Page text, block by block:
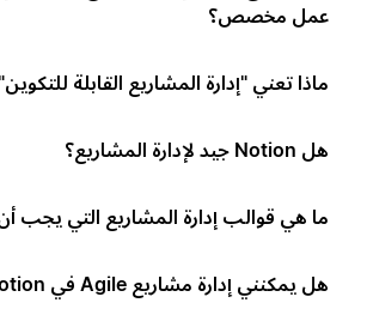
عمل مخصص؟
ماذا تعني "إدارة المشاريع القابلة
هل Notion جيد لإدارة المشاريع؟
ما هي قوالب إدارة المشاريع التي يجب أن
هل يمكنني إدارة مشاريع Agile في Notion؟